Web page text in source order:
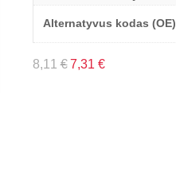
Alternatyvus kodas (OE)
8,11€ 7,31 €